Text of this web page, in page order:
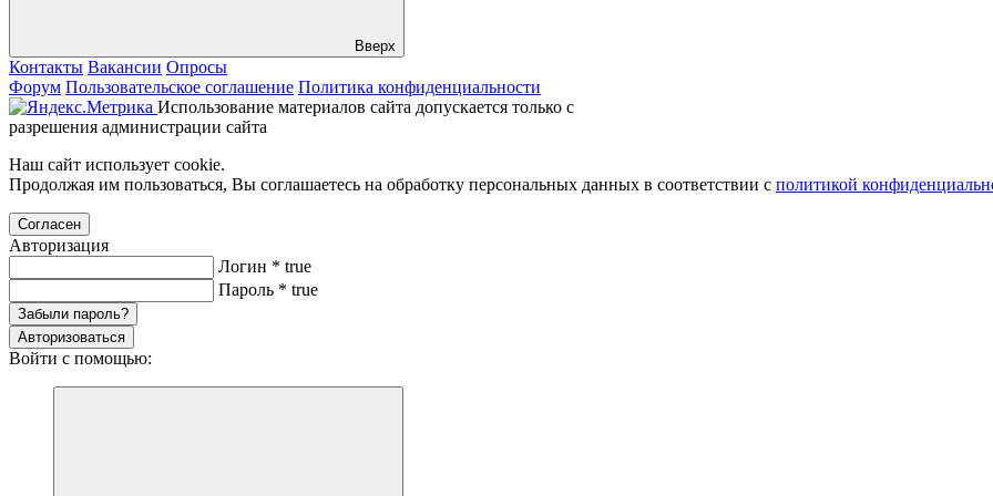
Вверх
Контакты Вакансии Опросы
Форум Пользовательское соглашение Политика конфиденциальности
Использование материалов сайта допускается только с
разрешения администрации сайта
Наш сайт использует cookie.
Продолжая им пользоваться, Вы соглашаетесь на обработку персональных данных в соответствии с политикой
Согласен
Авторизация
Логин * true
Пароль * true
Забыли пароль?
Авторизоваться
Войти с помощью: